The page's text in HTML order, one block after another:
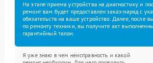
На этапе приема устройства на диагностику и
ремонт вам будет предоставлен заказ-наряд с
обязательств на ваше устройство. Далее, после
по ремонту техники, вы получите акт
гарантийный талон.
Я уже знаю в чем неисправность и какой